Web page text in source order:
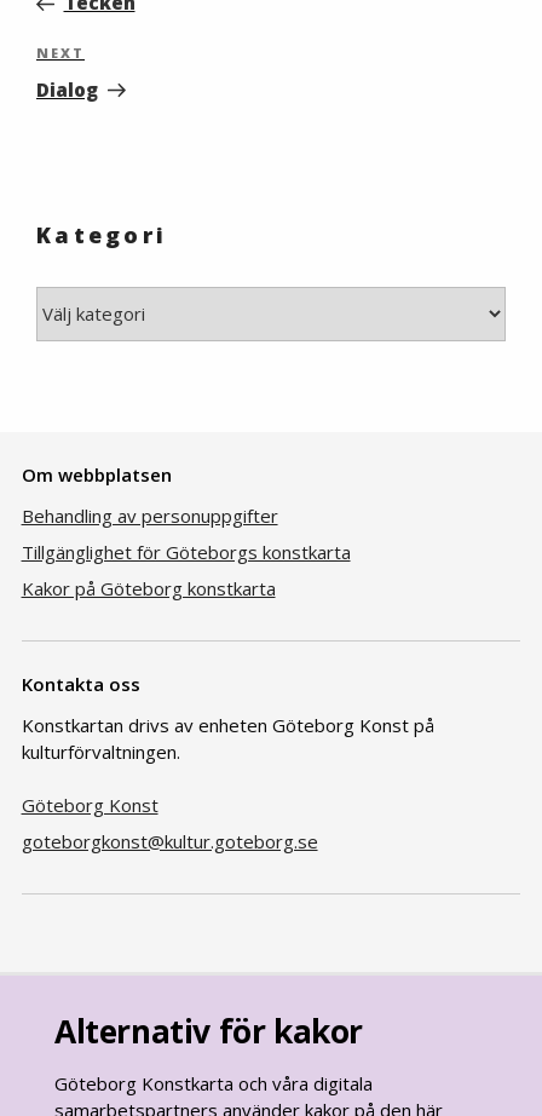
Next
Post
NEXT
Dialog
Kategori
Om webbplatsen
Behandling av personuppgifter
Tillgänglighet för Göteborgs konstkarta
Kakor på Göteborg konstkarta
Kontakta oss
Konstkartan drivs av enheten Göteborg Konst på
kulturförvaltningen.
Göteborg Konst
goteborgkonst@kultur.goteborg.se
Alternativ för kakor
Göteborg Konstkarta och våra digitala
samarbetspartners använder kakor på den här